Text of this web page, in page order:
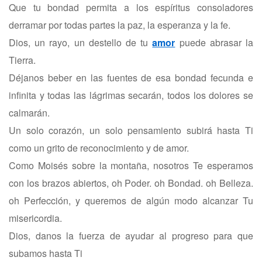
Que tu bondad permita a los espíritus consoladores
derramar por todas partes la paz, la esperanza y la fe.
Dios, un rayo, un destello de tuamor puede abrasar la
Tierra.
Déjanos beber en las fuentes de esa bondad fecunda e
infinita y todas las lágrimas secarán, todos los dolores se
calmarán.
Un solo corazón, un solo pensamiento subirá hasta Ti
como un grito de reconocimiento y de amor.
Como Moisés sobre la montaña, nosotros Te esperamos
con los brazos abiertos, oh Poder. oh Bondad. oh Belleza.
oh Perfección, y queremos de algún modo alcanzar Tu
misericordia.
Dios, danos la fuerza de ayudar al progreso para que
subamos hasta Ti